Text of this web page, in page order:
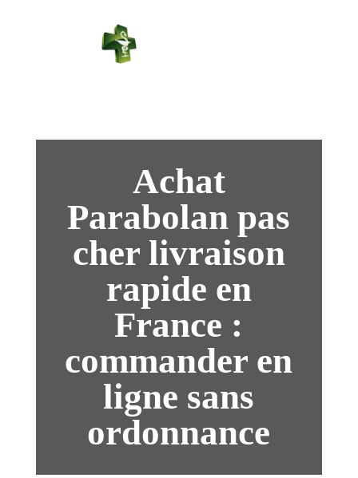
Achat
Parabolan pas
cher livraison
rapide en
France :
commander en
ligne sans
ordonnance